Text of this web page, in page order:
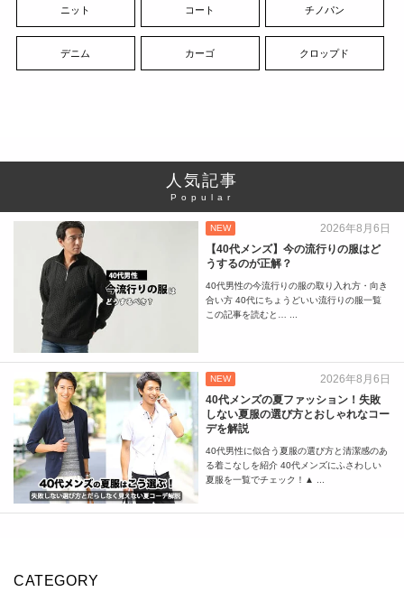
ニット コート チノパン
デニム カーゴ クロップド
人気記事
Popular
NEW
2026年8月6日
【40代メンズ】今の流行りの服はど
うするのが正解？
40代男性の今流行りの服の取り入れ方・向き
合い方 40代にちょうどいい流行りの服一覧
この記事を読むと… ...
NEW
2026年8月6日
40代メンズの夏ファッション！失敗
しない夏服の選び方とおしゃれなコー
デを解説
40代男性に似合う夏服の選び方と清潔感のあ
る着こなしを紹介 40代メンズにふさわしい
夏服を一覧でチェック！▲ ...
CATEGORY